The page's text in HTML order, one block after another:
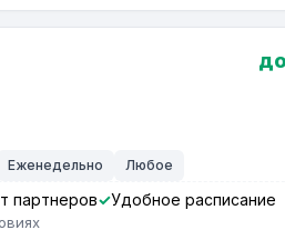
Еженедельно Любое
партнеров Удобное расписание